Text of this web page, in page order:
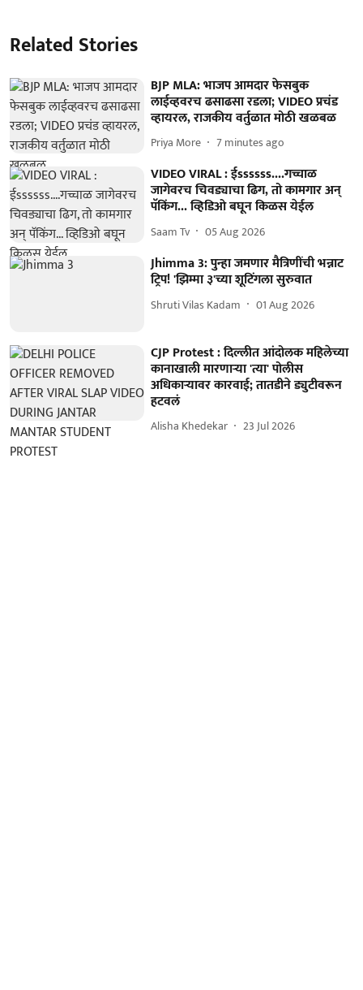
Related Stories
BJP MLA: भाजप आमदार फेसबुक
लाईव्हवरच ढसाढसा रडला; VIDEO प्रचंड
व्हायरल, राजकीय वर्तुळात मोठी खळबळ
Priya More 7 minutes ago
VIDEO VIRAL : ईssssss....गच्चाळ
जागेवरच चिवड्याचा ढिग, तो कामगार अन्
पॅकिंग... व्हिडिओ बघून किळस येईल
Saam Tv 05 Aug 2026
Jhimma 3: पुन्हा जमणार मैत्रिणींची भन्नाट
ट्रिप! 'झिम्मा ३'च्या शूटिंगला सुरुवात
Shruti Vilas Kadam 01 Aug 2026
CJP Protest : दिल्लीत आंदोलक महिलेच्या
कानाखाली मारणाऱ्या 'त्या' पोलीस
अधिकाऱ्यावर कारवाई; तातडीने ड्युटीवरून
हटवलं
Alisha Khedekar 23 Jul 2026